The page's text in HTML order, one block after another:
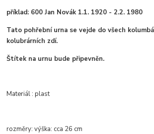
příklad: 600 Jan Novák 1.1. 1920 - 2.2. 1980
Tato pohřební urna se vejde do všech
kolubrárních zdí.
Štítek na urnu bude připevněn.
Materiál : plast
rozměry:výška: cca 26 cm